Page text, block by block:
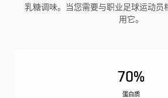
乳糖调味。当您需要与职业足球运动员
用它。
70%
蛋白质